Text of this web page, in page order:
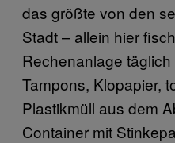
das größte von den
Stadt – allein hier
Rechenanlage
Tampons, Klopapier,
Plastikmüll aus dem
Container mit